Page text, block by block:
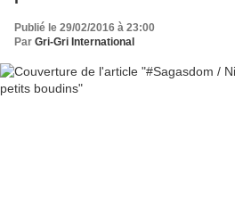
Publié le 29/02/2016 à 23:00
Par Gri-Gri International